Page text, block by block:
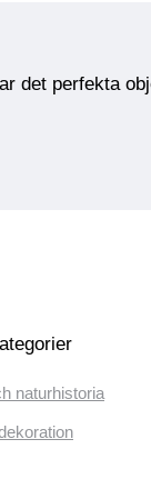
det perfekta
naturhistoria